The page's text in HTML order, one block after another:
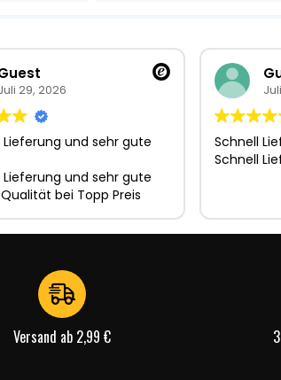
29, 2026
und sehr gute
und sehr gute
bei Topp Preis
Schnell
Schnell
Versand ab 2,99 €